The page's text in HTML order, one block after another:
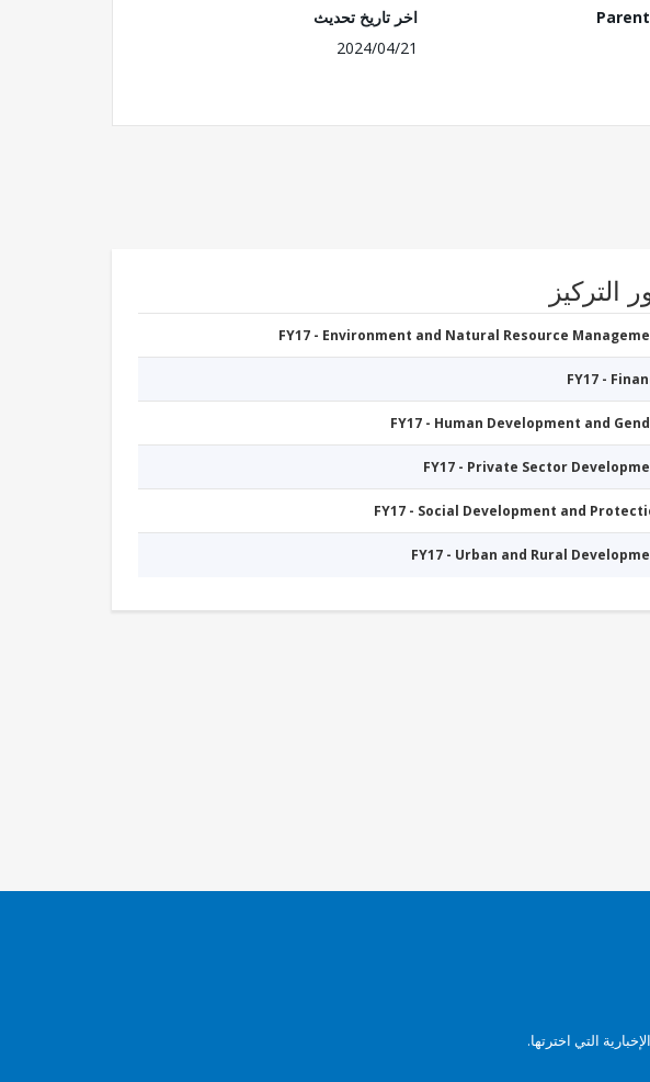
اخر تاريخ تحديث
2024/04/21
التركيز
FY17 - Environment and Natural Resource
FY17 -
FY17 - Human Development and
FY17 - Private Sector
FY17 - Social Development and
FY17 - Urban and Rural
التي اخترتها.